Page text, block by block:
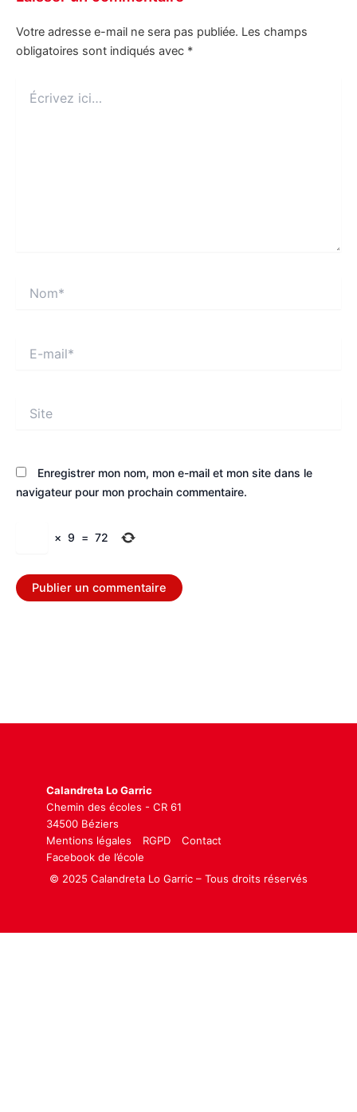
Votre adresse e-mail ne sera pas publiée. Les champs
obligatoires sont indiqués avec *
ici…
mail*
Enregistrer mon nom, mon e-mail et mon site dans le
navigateur pour mon prochain commentaire.
× 9 = 72
Calandreta Lo Garric
Chemin des écoles - CR 61
34500 Béziers
Mentions légales
RGPD
Contact
Facebook de l’école
© 2025 Calandreta Lo Garric – Tous droits réservés